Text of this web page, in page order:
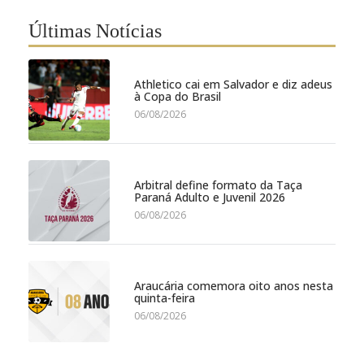
Últimas Notícias
Athletico cai em Salvador e diz adeus
à Copa do Brasil
06/08/2026
Arbitral define formato da Taça
Paraná Adulto e Juvenil 2026
06/08/2026
Araucária comemora oito anos nesta
quinta-feira
06/08/2026